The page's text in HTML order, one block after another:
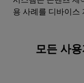
용 사례를 디바이스
모든 사